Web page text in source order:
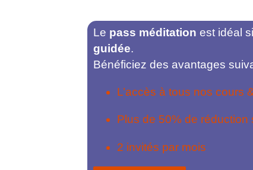
Le pass méditation est idéal
guidée.
Bénéficiez des avantages
L’accès à tous nos cours
Plus de 50% de réduction
2 invités par mois